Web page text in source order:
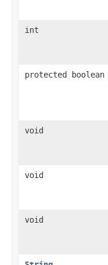
int
protected boolean
void
void
void